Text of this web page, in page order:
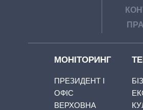
МОНІТОРИНГ
ПРЕЗИДЕНТ І
ОФІС
ВЕРХОВНА